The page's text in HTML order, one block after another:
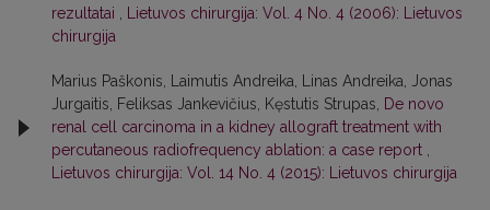
rezultatai
Lietuvos chirurgija: Vol. 4 No. 4 (2006): Lietuvos
chirurgija
Marius Paškonis, Laimutis Andreika, Linas Andreika, Jonas
Jurgaitis, Feliksas Jankevičius, Kęstutis Strupas,
De novo
renal cell carcinoma in a kidney allograft treatment with
percutaneous radiofrequency ablation: a case report
Lietuvos chirurgija: Vol. 14 No. 4 (2015): Lietuvos chirurgija